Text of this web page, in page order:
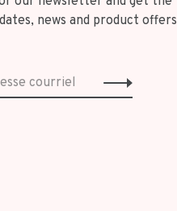
news and product offers